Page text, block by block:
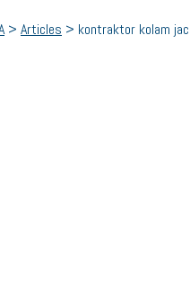
> Articles > kontraktor kolam